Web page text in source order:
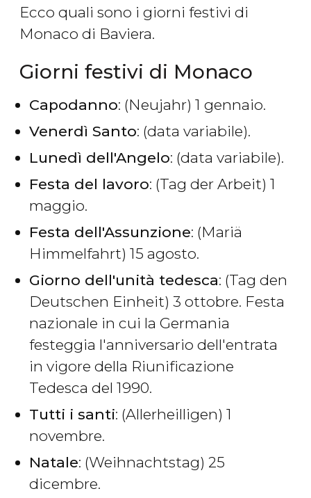
Ecco quali sono i giorni festivi di
Monaco di Baviera.
Giorni festivi di Monaco
Capodanno: (Neujahr) 1 gennaio.
Venerdì Santo: (data variabile).
Lunedì dell'Angelo: (data variabile).
Festa del lavoro: (Tag der Arbeit) 1
maggio.
Festa dell'Assunzione: (Mariä
Himmelfahrt) 15 agosto.
Giorno dell'unità tedesca: (Tag den
Deutschen Einheit) 3 ottobre. Festa
nazionale in cui la Germania
festeggia l'anniversario dell'entrata
in vigore della Riunificazione
Tedesca del 1990.
Tutti i santi: (Allerheilligen) 1
novembre.
Natale: (Weihnachtstag) 25
dicembre.